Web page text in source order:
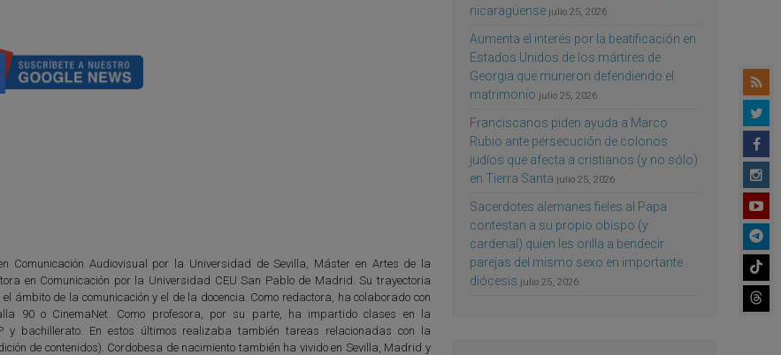
Comunicación Audiovisual por la Universidad de Sevilla, Máster en Artes de la
en Comunicación por la Universidad CEU San Pablo de Madrid. Su trayectoria
ámbito de la comunicación y el de la docencia. Como redactora, ha colaborado con
90 o CinemaNet. Como profesora, por su parte, ha impartido clases en la
y bachillerato. En estos últimos realizaba también tareas relacionadas con la
de contenidos). Cordobesa de nacimiento también ha vivido en Sevilla, Madrid y
nicaragüense julio 25, 2026
Aumenta el interés por la beatificación en
Estados Unidos de los mártires de
Georgia que murieron defendiendo el
matrimonio julio 25, 2026
Franciscanos piden ayuda a Marco
Rubio ante persecución de colonos
judíos que afecta a cristianos (y no sólo)
en Tierra Santa julio 25, 2026
Sacerdotes alemanes fieles al Papa
contestan a su propio obispo (y
cardenal) quien les orilla a bendecir
parejas del mismo sexo en importante
diócesis julio 25, 2026